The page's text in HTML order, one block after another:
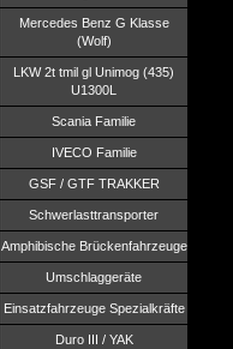
Mercedes Benz G Klasse
(Wolf)
LKW 2t tmil gl Unimog (435)
U1300L
Scania Familie
IVECO Familie
GSF / GTF TRAKKER
Schwerlasttransporter
Amphibische Brückenfahrzeuge
Umschlaggeräte
Einsatzfahrzeuge Spezialkräfte
Duro III / YAK